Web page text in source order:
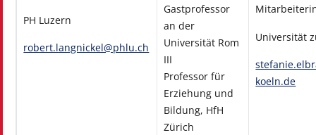
PH Luzern
robert.langnickel@phlu.ch
Gastprofessor
an der
Universität Rom
III
Professor für
Erziehung und
Bildung, HfH
Zürich
Universität
koeln.de